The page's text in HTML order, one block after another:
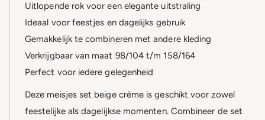
Uitlopende rok voor een elegante uitstraling
Ideaal voor feestjes en dagelijks gebruik
Gemakkelijk te combineren met andere kleding
Verkrijgbaar van maat 98/104 t/m 158/164
Perfect voor iedere gelegenheid
Deze meisjes set beige crème is geschikt voor zowel
feestelijke als dagelijkse momenten. Combineer de set